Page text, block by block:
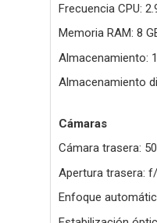
Frecuencia CPU:
Memoria RAM: 8
Almacenamiento:
Almacenamiento
Cámaras
Cámara trasera:
Apertura trasera:
Enfoque